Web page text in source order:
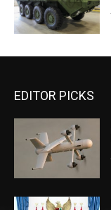
EDITOR PICKS